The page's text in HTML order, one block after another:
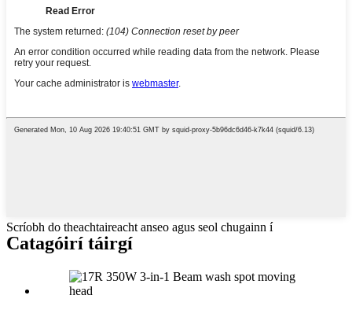
Scríobh do theachtaireacht anseo agus seol chugainn í
Catagóirí táirgí